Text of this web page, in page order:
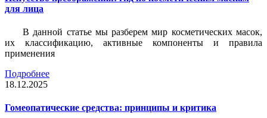
для лица
В данной статье мы разберем мир косметических масок,
их классификацию, активные компоненты и правила
применения
Подробнее
18.12.2025
Гомеопатические средства: принципы и критика